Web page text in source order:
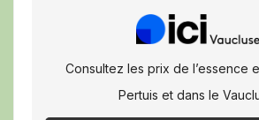
Consultez les prix de l’essence
Pertuis et dans le